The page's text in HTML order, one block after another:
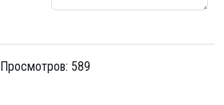
Просмотров: 589